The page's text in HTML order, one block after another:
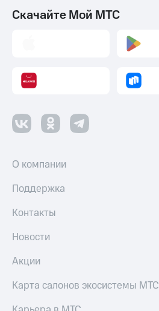
Скачайте Мой МТС
О компании
Поддержка
Контакты
Новости
Акции
Карта салонов экосистемы МТС